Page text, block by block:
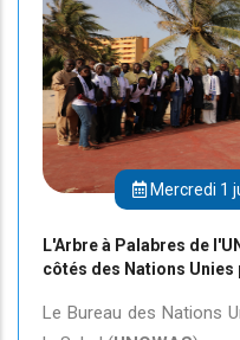
Mercredi 1
L'Arbre à Palabres de
côtés des Nations Unies
Le Bureau des Nations